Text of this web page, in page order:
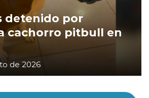
detenido por
cachorro pitbull en
de 2026